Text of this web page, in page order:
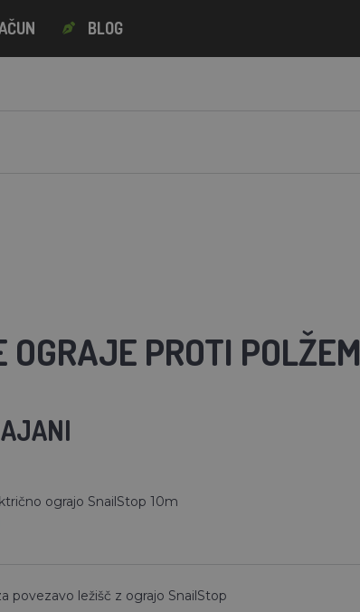
BLOG
OGRAJE PROTI POLŽEM
ograjo SnailStop 10m
povezavo ležišč z ograjo SnailStop